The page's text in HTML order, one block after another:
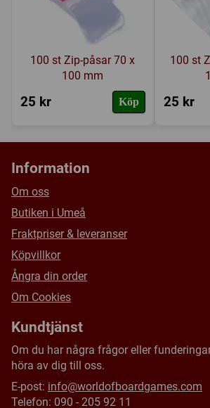
100 st Zip-påsar 70 x
100 mm
25 kr Köp
100 st
25 kr
Information
Om oss
Butiken i Umeå
Fraktpriser & leveranser
Köpvillkor
Ångra din order
Om Cookies
Kundtjänst
Om du har några frågor eller
höra av dig till oss.
E-post: info@worldofboardgames.com
Telefon: 090 - 205 92 11